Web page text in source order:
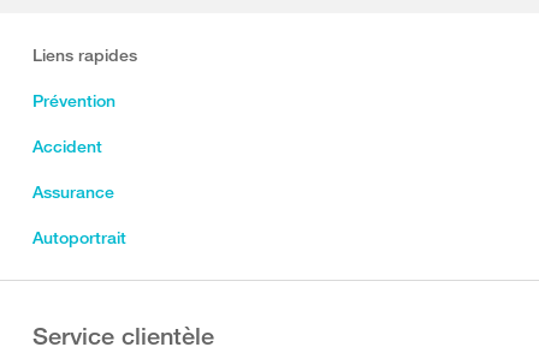
Liens rapides
Prévention
Accident
Assurance
Autoportrait
Service clientèle